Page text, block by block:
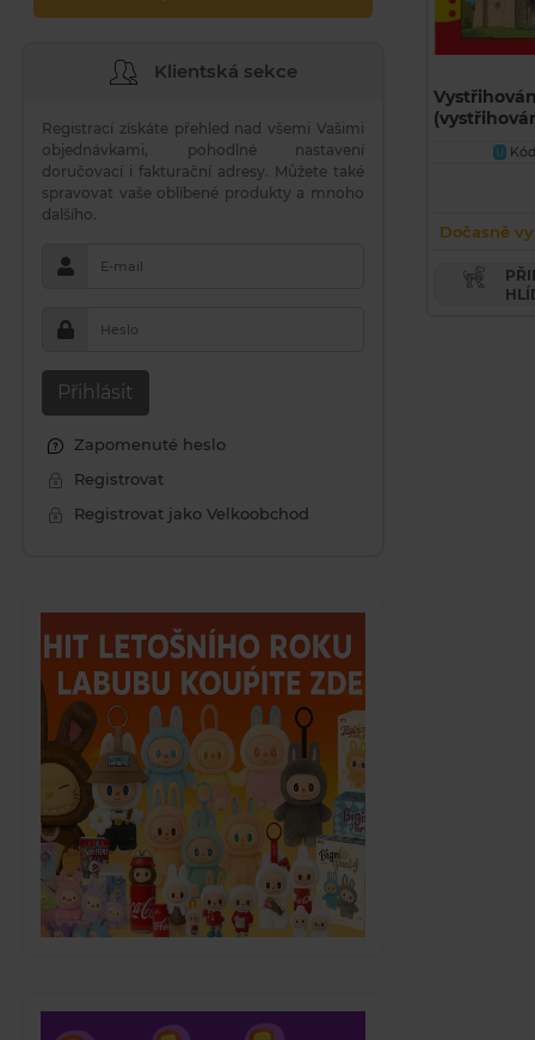
U Kód
Dočasně
Klientská sekce
Registrací získáte přehled nad všemi Vašimi
objednávkami, pohodlné nastavení
doručovací i fakturační adresy. Můžete také
spravovat vaše oblíbené produkty a mnoho
dalšího.
E-mail
Heslo
Přihlásit
Zapomenuté heslo
Registrovat
Registrovat jako Velkoobchod